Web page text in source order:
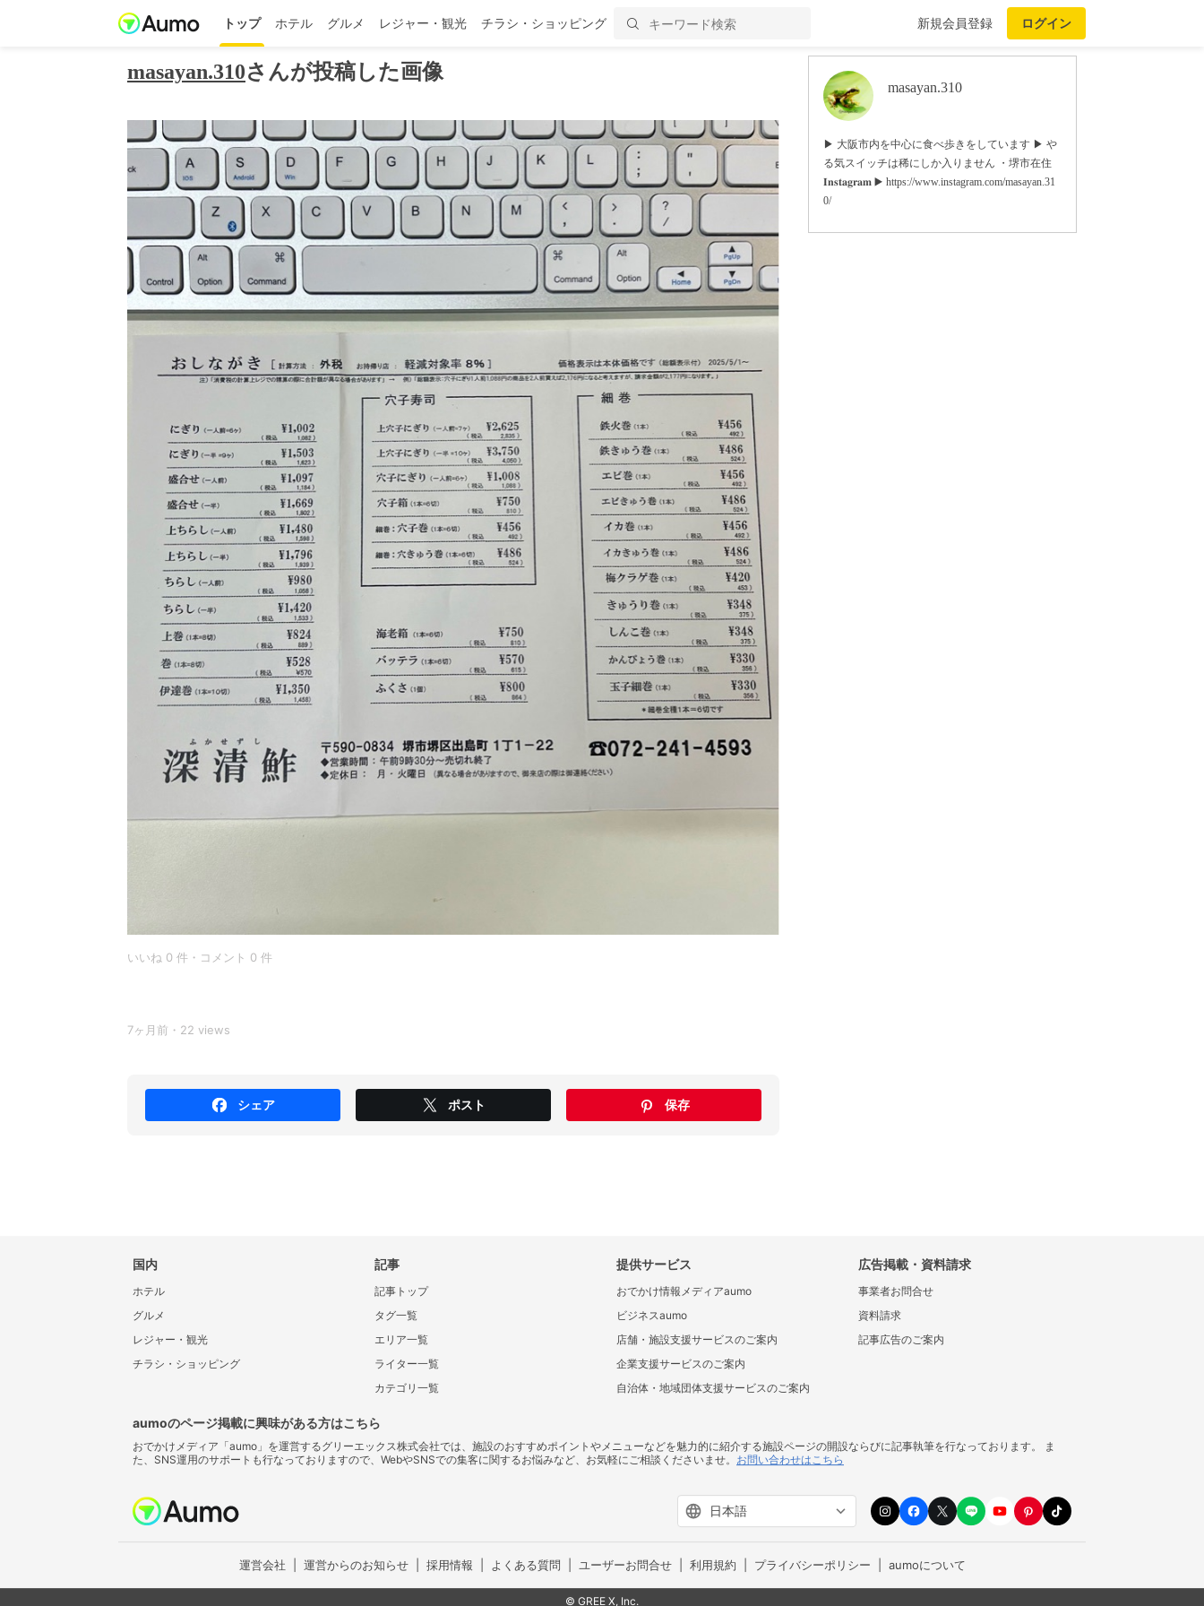
トップ ホテル グルメ レジャー・観光 チラシ・ショッピング 新規会員登録 ログイン
masayan.310さんが投稿した画像
いいね 0 件・コメント 0 件
7ヶ月前・22 views
シェア ポスト 保存
masayan.310
▶︎ 大阪市内を中心に食べ歩きをしています ▶︎ や
る気スイッチは稀にしか入りません ・堺市在住
𝐈𝐧𝐬𝐭𝐚𝐠𝐫𝐚𝐦 ▶️ https://www.instagram.com/masayan.31
0/
国内
ホテル
グルメ
レジャー・観光
チラシ・ショッピング
記事
記事トップ
タグ一覧
エリア一覧
ライター一覧
カテゴリ一覧
提供サービス
おでかけ情報メディアaumo
ビジネスaumo
店舗・施設支援サービスのご案内
企業支援サービスのご案内
自治体・地域団体支援サービスのご案内
広告掲載・資料請求
事業者お問合せ
資料請求
記事広告のご案内
aumoのページ掲載に興味がある方はこちら
おでかけメディア「aumo」を運営するグリーエックス株式会社では、施設のおすすめポイントやメニューなどを魅力的に紹介する施設ページの開設ならびに記事執筆を行なっております。 ま
た、SNS運用のサポートも行なっておりますので、WebやSNSでの集客に関するお悩みなど、お気軽にご相談くださいませ。 お問い合わせはこちら
運営会社 運営からのお知らせ 採用情報 よくある質問 ユーザーお問合せ 利用規約 プライバシーポリシー aumoについて
© GREE X, Inc.